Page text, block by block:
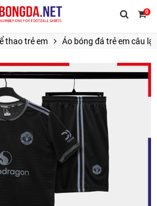
0
TỤC MUA HÀNG
thao trẻ em Áo bóng đá trẻ em câu